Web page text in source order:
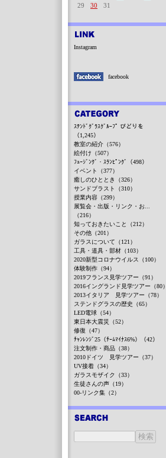
29
30 31
Instagram
facebook
ｽﾃﾝﾄﾞｸﾞﾗｽｸﾞﾙｰﾌﾟ びどりを
（1,245）
教室の紹介（576）
絵付け（507）
ﾌｭｰｼﾞﾝｸﾞ・ｽﾗﾝﾋﾟﾝｸﾞ（498）
イベント（377）
癒しのひととき（326）
サンドブラスト（310）
授業内容（299）
展覧会・出版・リンク・お...
（216）
知っておきたいこと（212）
その他（201）
ガラスについて（121）
工具・道具・部材（103）
2020新型コロナウイルス（100）
体験制作（94）
2019フランス見学ツアー（91）
2016イングランド見学ツアー（80）
2013イタリア 見学ツアー（78）
ステンドグラスの歴史（65）
LED電球（54）
東日本大震災（52）
修復（47）
ﾁｬﾝﾚﾝｼﾞ25（ﾁｰﾑﾏｲﾅｽ6%）（42）
注文制作・商品（38）
2010ドイツ 見学ツアー（37）
UV接着（34）
ガラスモザイク（33）
生徒さんの声（19）
00-リンク集（2）